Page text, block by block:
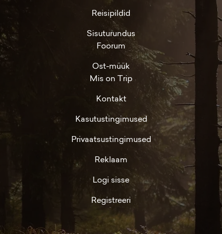
Reisipildid
Sisuturundus
Foorum
Ost-müük
Mis on Trip
Kontakt
Kasutustingimused
Privaatsustingimused
Reklaam
Logi sisse
Registreeri